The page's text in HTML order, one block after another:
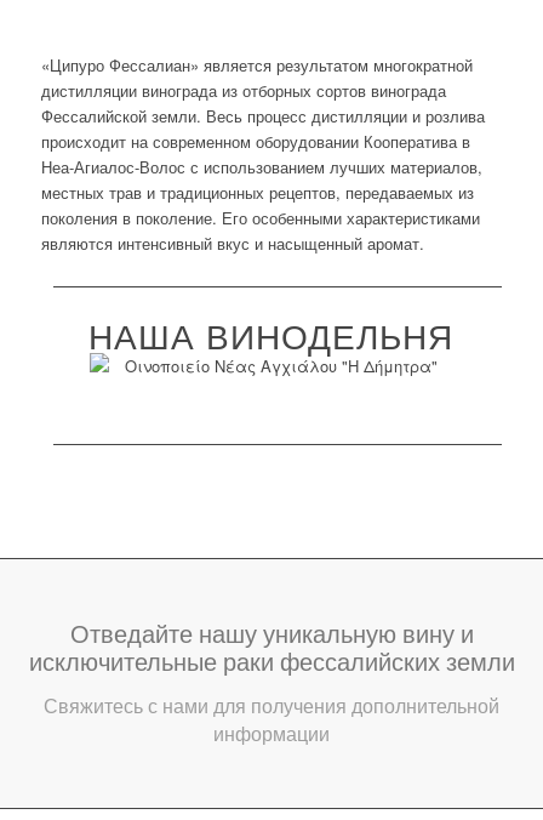
«Ципуро Фессалиан» является результатом многократной
дистилляции винограда из отборных сортов винограда
Фессалийской земли. Весь процесс дистилляции и розлива
происходит на современном оборудовании Кооператива в
Неа-Агиалос-Волос с использованием лучших материалов,
местных трав и традиционных рецептов, передаваемых из
поколения в поколение. Его особенными характеристиками
являются интенсивный вкус и насыщенный аромат.
НАША ВИНОДЕЛЬНЯ
Отведайте нашу уникальную вину и
исключительные раки фессалийских земли
Свяжитесь с нами для получения дополнительной
информации